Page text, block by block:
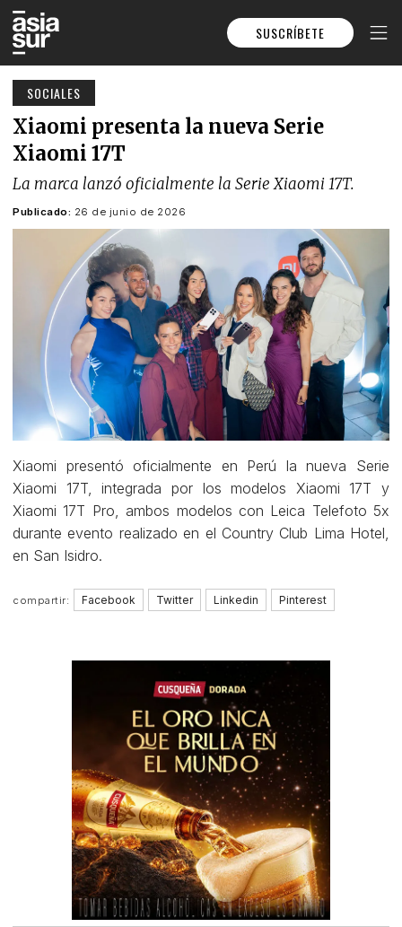
SUSCRÍBETE
SOCIALES
Xiaomi presenta la nueva Serie
Xiaomi 17T
La marca lanzó oficialmente la Serie Xiaomi 17T.
Publicado: 26 de junio de 2026
Xiaomi presentó oficialmente en Perú la nueva Serie
Xiaomi 17T, integrada por los modelos Xiaomi 17T y
Xiaomi 17T Pro, ambos modelos con Leica Telefoto 5x
durante evento realizado en el Country Club Lima Hotel,
en San Isidro.
compartir: Facebook Twitter Linkedin Pinterest